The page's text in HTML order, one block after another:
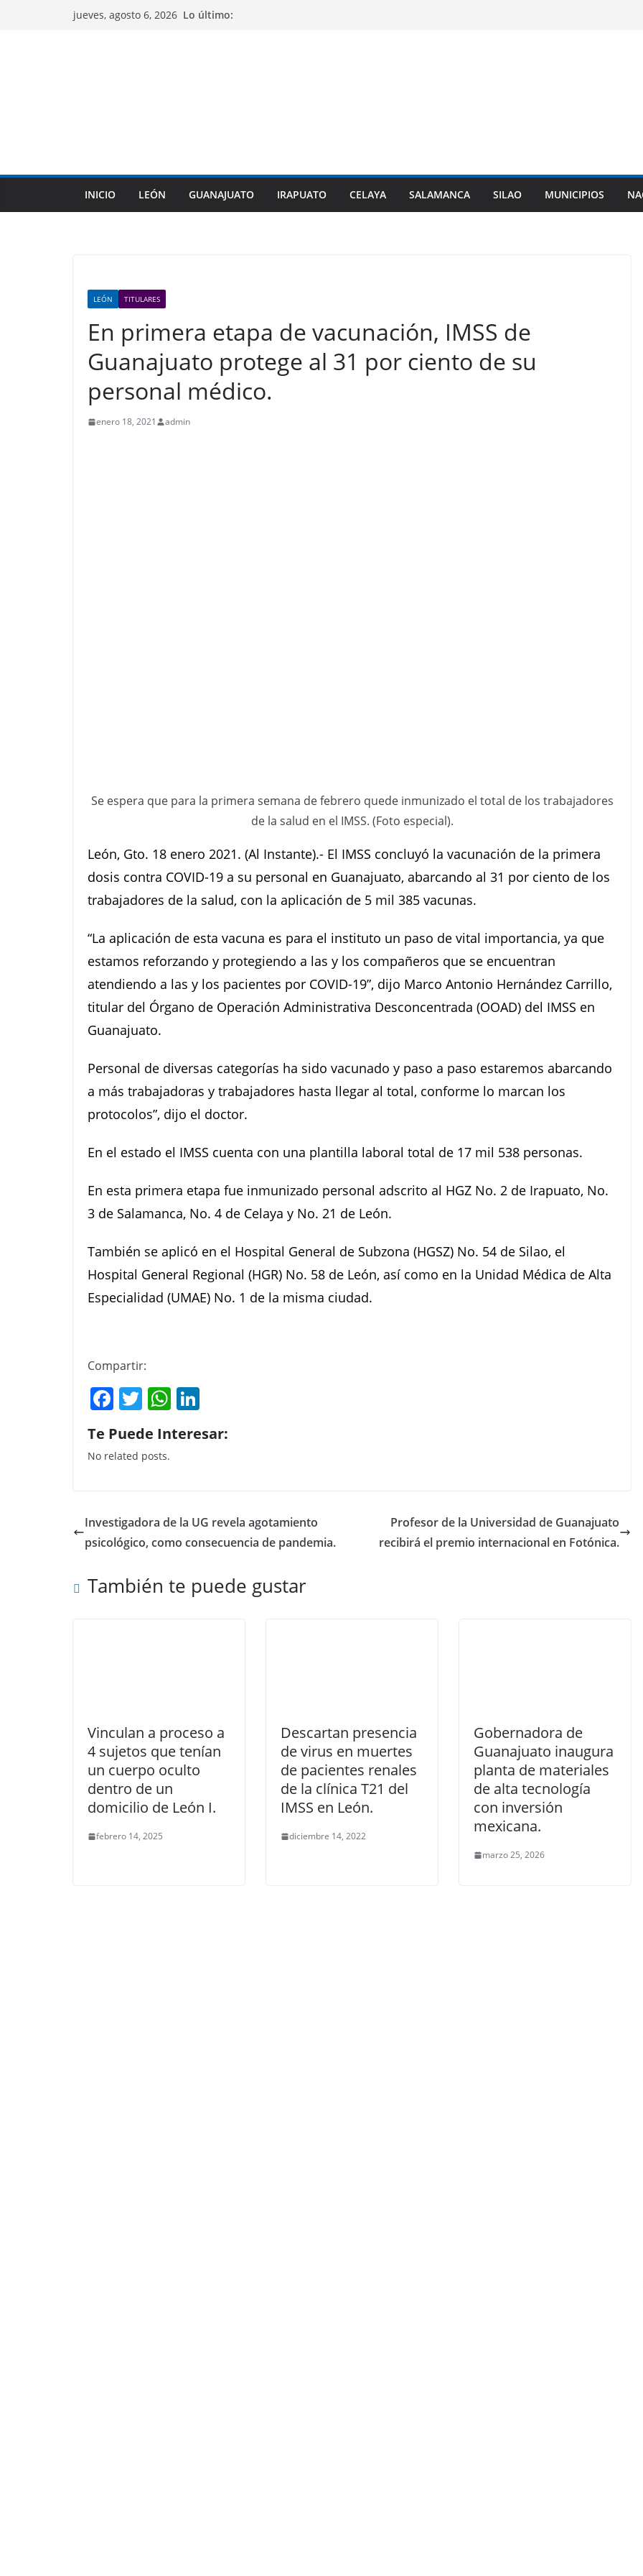
jueves, agosto 6, 2026 Lo último:
INICIO LEÓN GUANAJUATO IRAPUATO CELAYA SALAMANCA SILAO MUNICIPIOS
LEÓN TITULARES
En primera etapa de vacunación, IMSS de
Guanajuato protege al 31 por ciento de su
personal médico.
enero 18, 2021 admin
Se espera que para la primera semana de febrero quede inmunizado el total de los trabajadores
de la salud en el IMSS. (Foto especial).
León, Gto. 18 enero 2021. (Al Instante).- El IMSS concluyó la vacunación de la primera
dosis contra COVID-19 a su personal en Guanajuato, abarcando al 31 por ciento de los
trabajadores de la salud, con la aplicación de 5 mil 385 vacunas.
“La aplicación de esta vacuna es para el instituto un paso de vital importancia, ya que
estamos reforzando y protegiendo a las y los compañeros que se encuentran
atendiendo a las y los pacientes por COVID-19”, dijo Marco Antonio Hernández Carrillo,
titular del Órgano de Operación Administrativa Desconcentrada (OOAD) del IMSS en
Guanajuato.
Personal de diversas categorías ha sido vacunado y paso a paso estaremos abarcando
a más trabajadoras y trabajadores hasta llegar al total, conforme lo marcan los
protocolos”, dijo el doctor.
En el estado el IMSS cuenta con una plantilla laboral total de 17 mil 538 personas.
En esta primera etapa fue inmunizado personal adscrito al HGZ No. 2 de Irapuato, No.
3 de Salamanca, No. 4 de Celaya y No. 21 de León.
También se aplicó en el Hospital General de Subzona (HGSZ) No. 54 de Silao, el
Hospital General Regional (HGR) No. 58 de León, así como en la Unidad Médica de Alta
Especialidad (UMAE) No. 1 de la misma ciudad.
Compartir:
F
a
c
e
o
o
k
T
w
itt
er
W
h
at
p
p
k
n
Te Puede Interesar:
No related posts.
Investigadora de la UG revela agotamiento
psicológico, como consecuencia de pandemia.
Profesor de la Universidad de Guanajuato
recibirá el premio internacional en Fotónica.
También te puede gustar
Vinculan a proceso a
4 sujetos que tenían
un cuerpo oculto
dentro de un
domicilio de León I.
febrero 14, 2025
Descartan presencia
de virus en muertes
de pacientes renales
de la clínica T21 del
IMSS en León.
diciembre 14, 2022
Gobernadora de
Guanajuato inaugura
planta de materiales
de alta tecnología
con inversión
mexicana.
marzo 25, 2026